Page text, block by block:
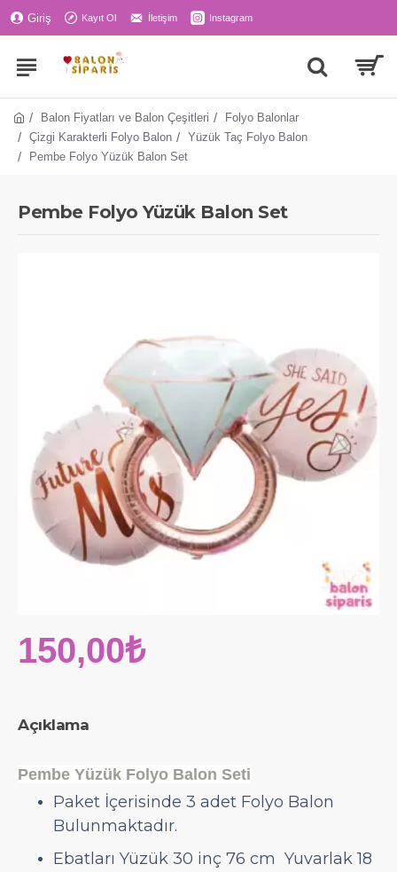
Giriş Kayıt Ol İletişim Instagram
Balon Fiyatları ve Balon Çeşitleri
Folyo Balonlar
Çizgi Karakterli Folyo Balon
Yüzük Taç Folyo Balon
Pembe Folyo Yüzük Balon Set
Pembe Folyo Yüzük Balon Set
Açıklama
Pembe Yüzük Folyo Balon Seti
Paket İçerisinde 3 adet Folyo Balon
Bulunmaktadır.
Ebatları Yüzük 30 inç 76 cm Yuvarlak 18
150,00₺